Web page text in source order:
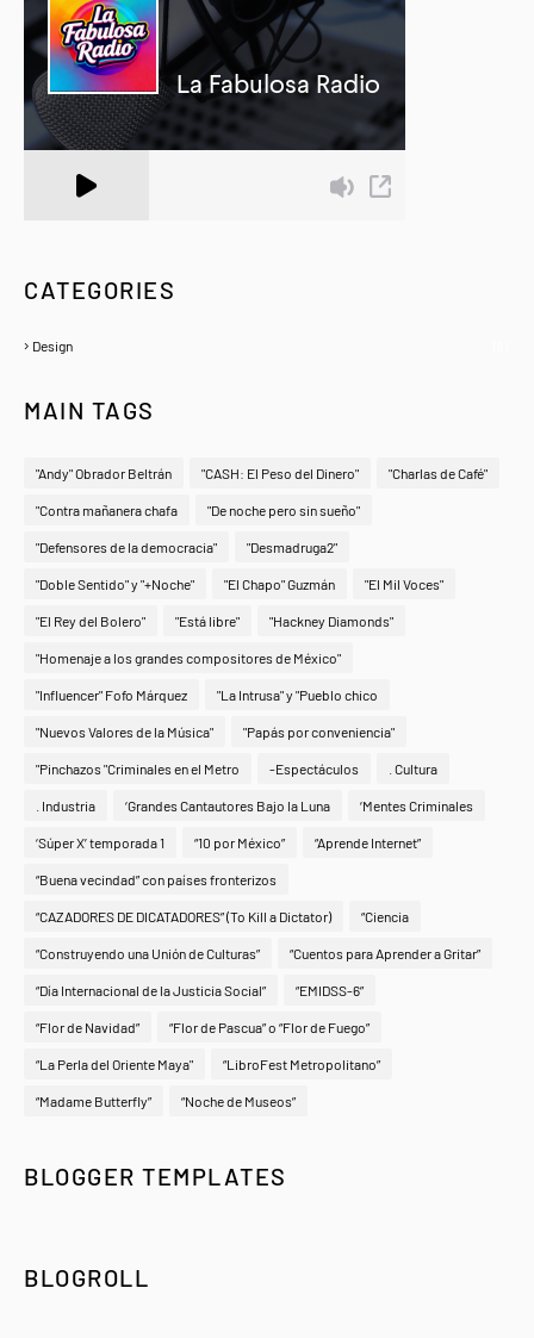
CATEGORIES
Design
MAIN TAGS
"Andy" Obrador Beltrán "CASH: El Peso del Dinero" "Charlas de Café"
"Contra mañanera chafa "De noche pero sin sueño"
"Defensores de la democracia" "Desmadruga2"
"Doble Sentido" y "+Noche" "El Chapo" Guzmán "El Mil Voces"
"El Rey del Bolero" "Está libre" "Hackney Diamonds"
"Homenaje a los grandes compositores de México"
"Influencer" Fofo Márquez "La Intrusa" y "Pueblo chico
"Nuevos Valores de la Música" "Papás por conveniencia"
"Pinchazos "Criminales en el Metro -Espectáculos . Cultura
. Industria ‘Grandes Cantautores Bajo la Luna ‘Mentes Criminales
‘Súper X’ temporada 1 “10 por México” “Aprende Internet”
“Buena vecindad” con países fronterizos
“CAZADORES DE DICATADORES” (To Kill a Dictator) “Ciencia
“Construyendo una Unión de Culturas” “Cuentos para Aprender a Gritar”
“Día Internacional de la Justicia Social” “EMIDSS-6”
“Flor de Navidad” “Flor de Pascua” o “Flor de Fuego”
“La Perla del Oriente Maya" “LibroFest Metropolitano”
“Madame Butterfly” “Noche de Museos”
BLOGGER TEMPLATES
BLOGROLL